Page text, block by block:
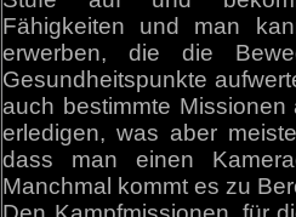
Fähigkeiten und man
erwerben, die die
Gesundheitspunkte
auch bestimmte
erledigen, was aber
dass man einen
Manchmal kommt es zu